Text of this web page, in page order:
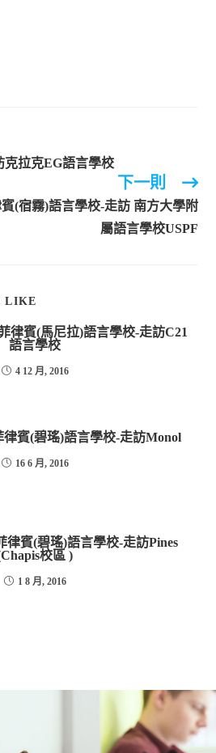
克拉克EG語言學校
下一則
(宿霧)語言學校-走訪 南方大學附
屬語言學校USPF
LIKE
律賓(馬尼拉)語言學校-走訪C21
語言學校
4 12 月, 2016
律賓(碧瑤)語言學校-走訪Monol
16 6 月, 2016
律賓(碧瑤)語言學校-走訪Pines
校區 )
1 8 月, 2016